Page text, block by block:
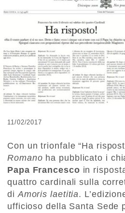
11/02/2017
Con un trionfale “Ha
Romano ha pubblicato i
Papa Francesco in
quattro cardinali sulla
diAmoris laetitia.
ufficioso della Santa Sede